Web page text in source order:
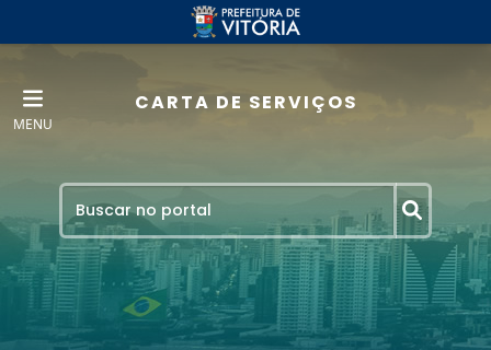
MENU
CARTA DE SERVIÇOS